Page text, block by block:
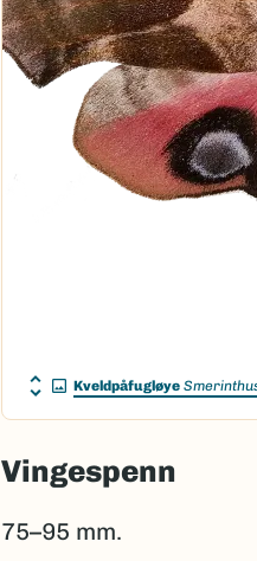
Kveldpåfugløye
Vingespenn
75–95 mm.